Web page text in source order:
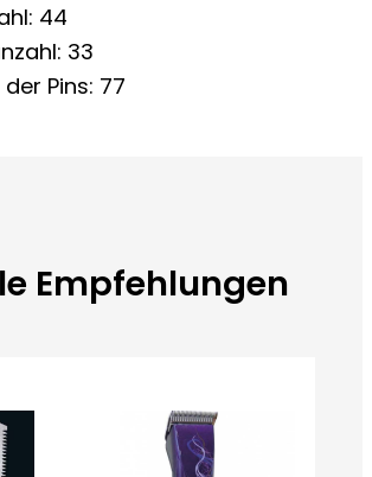
44
33
Pins: 77
Empfehlungen